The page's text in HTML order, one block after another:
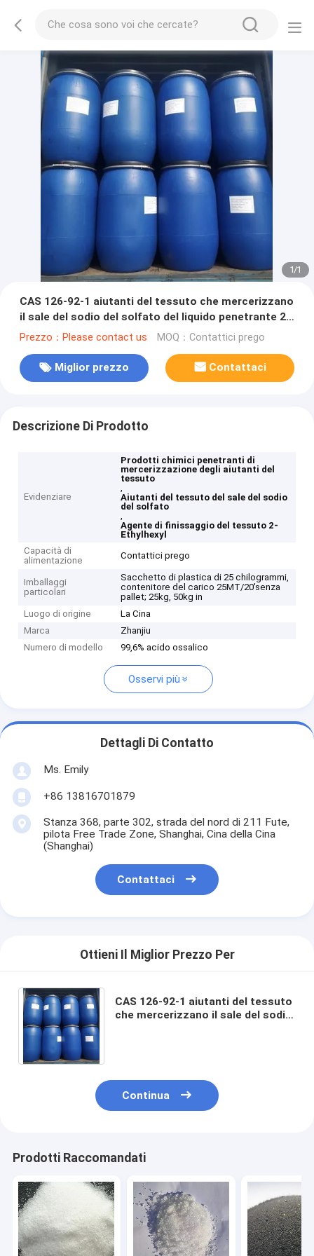
1/1
CAS 126-92-1 aiutanti del tessuto che mercerizzano
il sale del sodio del solfato del liquido penetrante 2-
Ethylhexyl
Prezzo：Please contact us MOQ：Contattici prego
Miglior prezzo Contattaci
Descrizione Di Prodotto
Evidenziare
Prodotti chimici penetranti di
mercerizzazione degli aiutanti del
tessuto
,
Aiutanti del tessuto del sale del sodio
del solfato
,
Agente di finissaggio del tessuto 2-
Ethylhexyl
Capacità di
alimentazione
Contattici prego
Imballaggi
particolari
Sacchetto di plastica di 25 chilogrammi,
contenitore del carico 25MT/20'senza
pallet; 25kg, 50kg in
Luogo di origine
La Cina
Marca
Zhanjiu
Numero di modello
99,6% acido ossalico
Osservi più
Dettagli Di Contatto
Ms. Emily
+86 13816701879
Stanza 368, parte 302, strada del nord di 211 Fute,
pilota Free Trade Zone, Shanghai, Cina della Cina
(Shanghai)
Contattaci
Ottieni Il Miglior Prezzo Per
CAS 126-92-1 aiutanti del tessuto
che mercerizzano il sale del sodio
Continua
Prodotti Raccomandati